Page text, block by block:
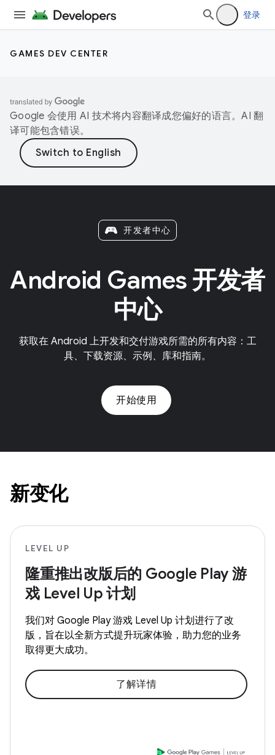
登录
GAMES DEV CENTER
Google 会使用 AI 技术将内容翻译成您偏好的语言。AI 翻
译可能包含错误。
开发者中心
Android Games 开发者
中心
获取在 Android 上开发和交付游戏所需的所有内容：工
具、下载资源、示例、库和指南。
开始使用
新变化
LEVEL UP
隆重推出改版后的 Google Play 游
戏 Level Up 计划
我们对 Google Play 游戏 Level Up 计划进行了改
版，旨在以全新方式提升玩家体验，助力您的业务
取得更大成功。
了解详情